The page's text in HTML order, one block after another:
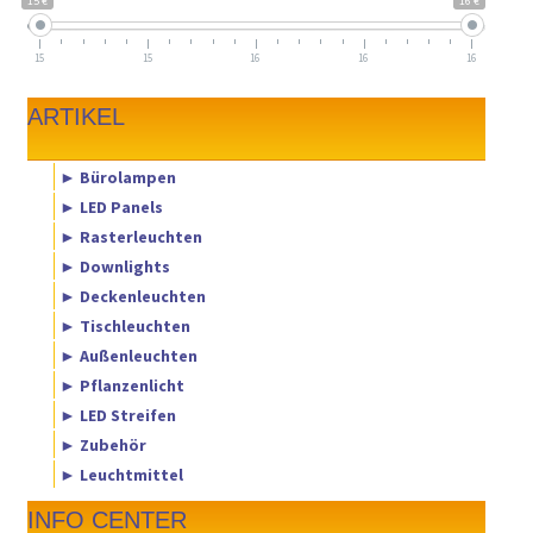
15 15 16 16 16
ARTIKEL
► Bürolampen
► LED Panels
► Rasterleuchten
► Downlights
► Deckenleuchten
► Tischleuchten
► Außenleuchten
► Pflanzenlicht
► LED Streifen
► Zubehör
► Leuchtmittel
INFO CENTER